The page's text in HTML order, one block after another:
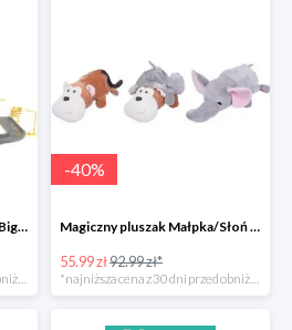
Dziecięcy zestaw do zabawy Big garage -36%
*najniższa cena z 30 dni przed obniżką
-40%
Magiczny pluszak Małpka/Słoń -40%
55.99 zł92.99 zł*
*najniższa cena z 30 dni przed obniżką